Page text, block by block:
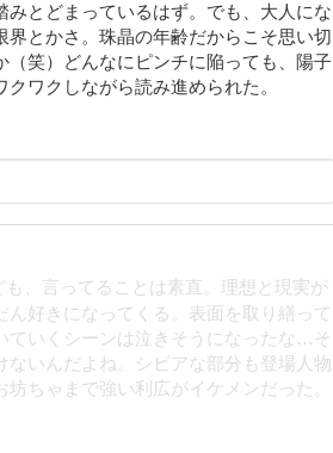
とどまっているはず。でも、大人にな
とかさ。珠晶の年齢だからこそ思い切
笑）どんなにピンチに陥っても、陽子
ワクしながら読み進められた。
、言ってることは素直。理想と現実が
好きになってくる。表面を取り繕って
ていくシーンは泣きそうになったな…そ
いんだよね。シビアな部分も登場人物
ちゃまで強い利広がイケメンだった。